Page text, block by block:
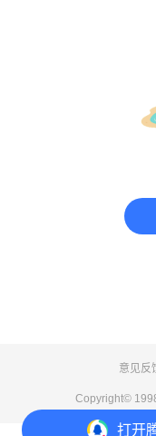
打开
意见反
Copyright©